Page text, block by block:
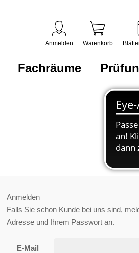
Fachräume
Anmelden Warenkorb
Anmelden
Falls Sie schon Kunde bei uns sind,
Adresse und Ihrem Passwort an.
E-Mail